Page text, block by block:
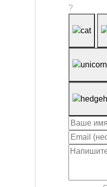
?